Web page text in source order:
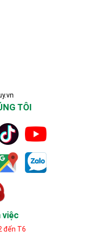
TÔI
việc
đến T6